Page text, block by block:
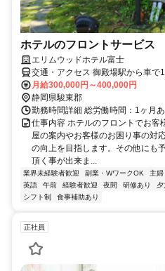
ホテルのフロントサービス
エリムウッドホテル富士
交通・アクセス 御殿場駅から車で
月給300,000円～400,000円
静岡県駿東郡
勤務時間詳細 総労働時間：1ヶ月
仕事内容 ホテルのフロントでお客
屋の案内やお客様のお困り事の対
の向上を目指します。その他にも
頂く事が出来ま...
業界未経験者歓迎 副業・WワークOK 主
英語
午前 経験者歓迎 夜間 研修あり 夕
シフト制
食事補助あり
正社員